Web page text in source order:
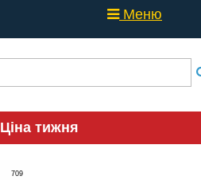
Меню
Ціна тижня
709